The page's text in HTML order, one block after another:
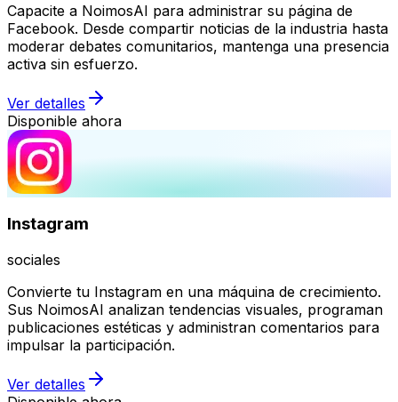
Capacite a NoimosAI para administrar su página de
Facebook. Desde compartir noticias de la industria hasta
moderar debates comunitarios, mantenga una presencia
activa sin esfuerzo.
Ver detalles
Disponible ahora
Instagram
sociales
Convierte tu Instagram en una máquina de crecimiento.
Sus NoimosAI analizan tendencias visuales, programan
publicaciones estéticas y administran comentarios para
impulsar la participación.
Ver detalles